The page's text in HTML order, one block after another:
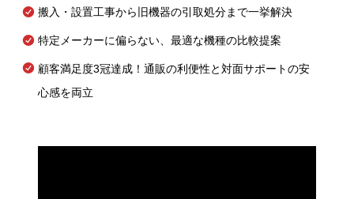
搬入・設置工事から旧機器の引取処分まで一挙解決
特定メーカーに偏らない、最適な機種の比較提案
顧客満足度3冠達成！通販の利便性と対面サポートの安
心感を両立